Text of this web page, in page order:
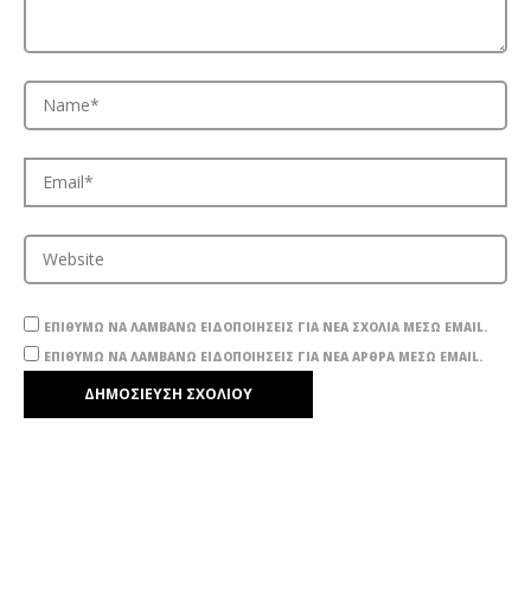
ΕΠΙΘΥΜΏ ΝΑ ΛΑΜΒΆΝΩ ΕΙΔΟΠΟΙΉΣΕΙΣ ΓΙΑ ΝΈΑ ΣΧΌΛΙΑ ΜΈΣΩ EMAIL.
ΕΠΙΘΥΜΏ ΝΑ ΛΑΜΒΆΝΩ ΕΙΔΟΠΟΙΉΣΕΙΣ ΓΙΑ ΝΈΑ ΆΡΘΡΑ ΜΈΣΩ EMAIL.